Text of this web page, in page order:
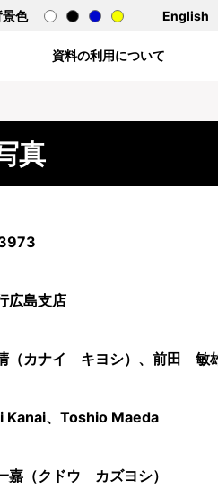
景色 English
資料の利用について
真
広島支店
カナイ キヨシ）、前田 敏
Kanai、Toshio Maeda
（クドウ カズヨシ）